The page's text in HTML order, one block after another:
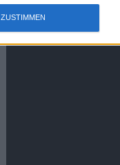
ZUSTIMMEN